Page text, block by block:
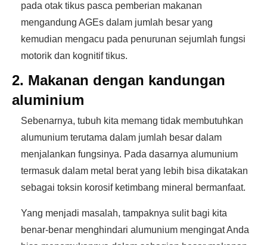
pada otak tikus pasca pemberian makanan
mengandung AGEs dalam jumlah besar yang
kemudian mengacu pada penurunan sejumlah fungsi
motorik dan kognitif tikus.
2. Makanan dengan kandungan
aluminium
Sebenarnya, tubuh kita memang tidak membutuhkan
alumunium terutama dalam jumlah besar dalam
menjalankan fungsinya. Pada dasarnya alumunium
termasuk dalam metal berat yang lebih bisa dikatakan
sebagai toksin korosif ketimbang mineral bermanfaat.
Yang menjadi masalah, tampaknya sulit bagi kita
benar-benar menghindari alumunium mengingat Anda